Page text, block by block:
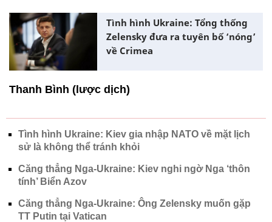
Tình hình Ukraine: Tổng thống
Zelensky đưa ra tuyên bố ‘nóng’
về Crimea
Thanh Bình (lược dịch)
Tình hình Ukraine: Kiev gia nhập NATO về mặt lịch
sử là không thể tránh khỏi
Căng thẳng Nga-Ukraine: Kiev nghi ngờ Nga ‘thôn
tính’ Biển Azov
Căng thẳng Nga-Ukraine: Ông Zelensky muốn gặp
TT Putin tại Vatican